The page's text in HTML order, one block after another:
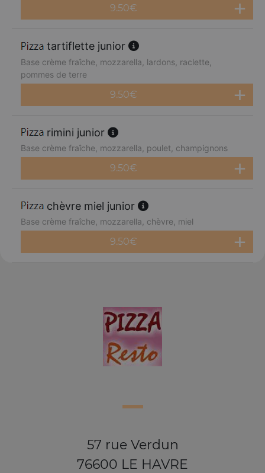
9.50€
tartiflette junior
Base crème fraîche, mozzarella, lardons, raclette,
pommes de terre
9.50€
rimini junior
Base crème fraîche, mozzarella, poulet, champignons
9.50€
chèvre miel junior
Base crème fraîche, mozzarella, chèvre, miel
9.50€
57 rue Verdun
76600 LE HAVRE